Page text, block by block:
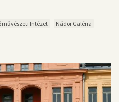
Intézet Nádor Galéria